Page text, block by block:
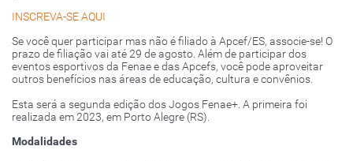
INSCREVA-SE AQUI
Se você quer participar mas não é filiado à Apcef/ES, associe-se! O
prazo de filiação vai até 29 de agosto. Além de participar dos
eventos esportivos da Fenae e das Apcefs, você pode aproveitar
outros benefícios nas áreas de educação, cultura e convênios.
Esta será a segunda edição dos Jogos Fenae+. A primeira foi
realizada em 2023, em Porto Alegre (RS).
Modalidades